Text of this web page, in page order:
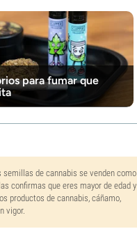
para fumar que
de cannabis se venden como
confirmas que eres mayor de edad y
productos de cannabis, cáñamo,
vigor.